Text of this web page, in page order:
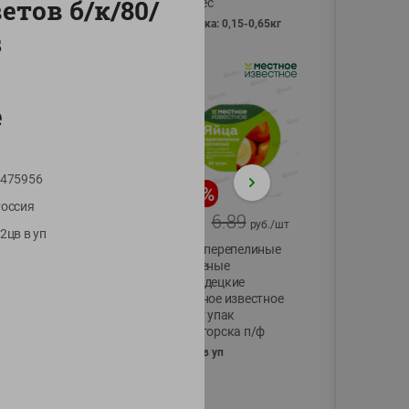
фасовка: 0,15-0,65кг
%
6.89 руб./шт
Яйца перепелиные
копченые
Молодецкие
Местное известное
20 шт упак
Солигорска п/ф
20шт в уп
б/к/80/
в уп